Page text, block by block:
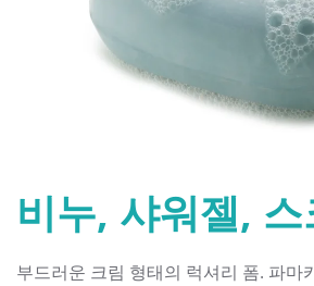
비누, 샤워젤, 스
부드러운 크림 형태의 럭셔리 폼. 파마